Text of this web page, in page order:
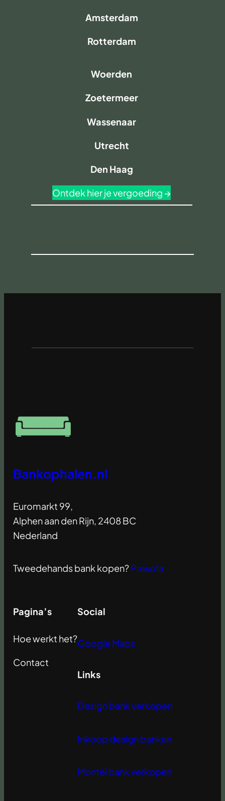
Amsterdam
Rotterdam
Woerden
Zoetermeer
Wassenaar
Utrecht
Den Haag
Ontdek hier je vergoeding →
Bankophalen.nl
Euromarkt 99,
Alphen aan den Rijn, 2408 BC
Nederland
Tweedehands bank kopen?Presofa
Pagina’s
Hoe werkt het?
Contact
Social
Google Maps
Links
Design bank verkopen
Inkoop design banken
Montèl bank verkopen